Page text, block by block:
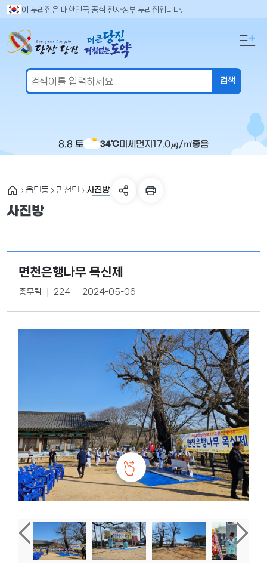
이 누리집은 대한민국 공식 전자정부 누리집입니다.
8.8 토 34℃미세먼지17.0㎍/㎥좋음
검
어
입
읍면동 면천면 사진방
사진방
면천은행나무 목신제
총무팀 224 2024-05-06
만
도
의
세